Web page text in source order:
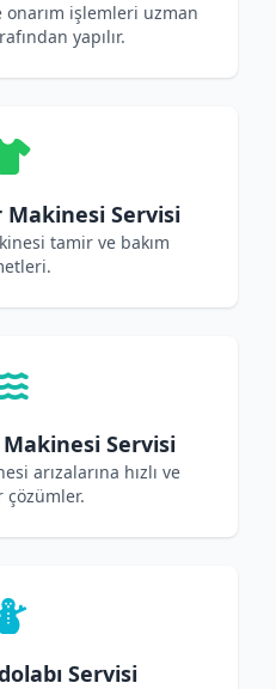
onarım işlemleri uzman
yapılır.
Makinesi Servisi
tamir ve bakım
Servisi
arızalarına hızlı ve
Servisi